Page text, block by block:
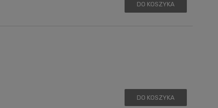
DO KOSZYKA
DO KOSZYKA